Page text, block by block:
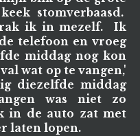
stomverbaasd.
ik in mezelf. Ik
telefoon en vroeg
middag nog kon
wat op te vangen,'
diezelfde middag
was niet zo
in de auto zat met
laten lopen.